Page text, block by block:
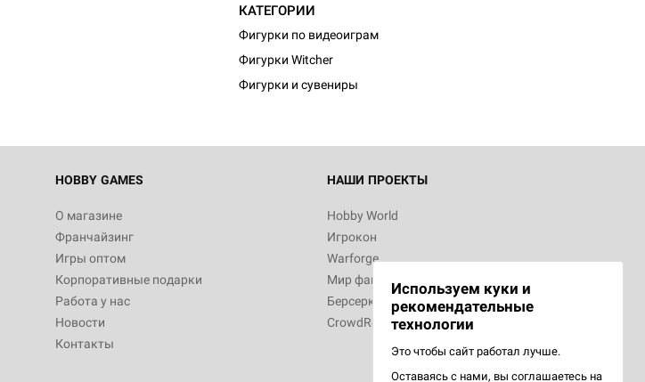
КАТЕГОРИИ
Фигурки по видеоиграм
Фигурки Witcher
Фигурки и сувениры
HOBBY GAMES
О магазине
Франчайзинг
Игры оптом
Корпоративные подарки
Работа у нас
Новости
Контакты
НАШИ ПРОЕКТЫ
Hobby World
Игрокон
Warforge
Мир фантастики
Берсерк
CrowdRepublic
Используем куки и
рекомендательные
технологии
Это чтобы сайт работал лучше.
Оставаясь с нами, вы соглашаетесь на